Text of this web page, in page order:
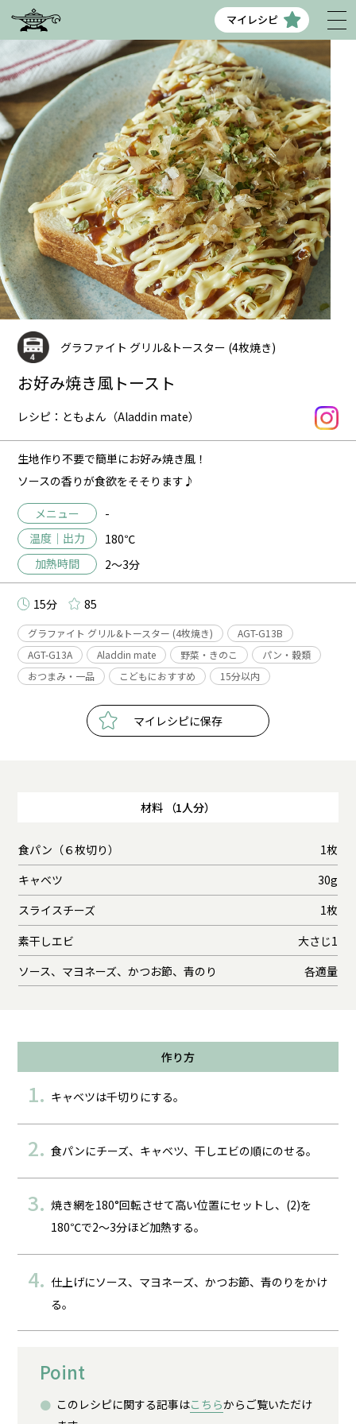
マイレシピ
グラファイト グリル&トースター (4枚焼き)
お好み焼き風トースト
レシピ：ともよん（Aladdin mate）
生地作り不要で簡単にお好み焼き風！
ソースの香りが食欲をそそります♪
メニュー
-
温度｜出力
180℃
加熱時間
2～3分
15分 85
グラファイト グリル&トースター (4枚焼き)
AGT-G13B
AGT-G13A
Aladdin mate 野菜・きのこ
パン・穀類
おつまみ・一品
こどもにおすすめ 15分以内
マイレシピに保存
材料 （1人分）
食パン（６枚切り）
1枚
キャベツ
30g
スライスチーズ
1枚
素干しエビ
大さじ1
ソース、マヨネーズ、かつお節、青のり
各適量
作り方
キャベツは千切りにする。
食パンにチーズ、キャベツ、干しエビの順にのせる。
焼き網を180°回転させて高い位置にセットし、(2)を
180℃で2～3分ほど加熱する。
仕上げにソース、マヨネーズ、かつお節、青のりをかけ
る。
Point
このレシピに関する記事はこちらからご覧いただけ